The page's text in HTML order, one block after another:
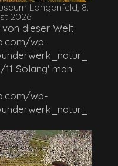
Langenfeld, 8.
2026
von dieser Welt
wp-
Solang' man
wp-